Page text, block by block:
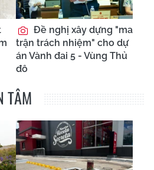
Đề nghị xây dựng "ma
trận trách nhiệm" cho dự
án Vành đai 5 - Vùng Thủ
đô
TÂM